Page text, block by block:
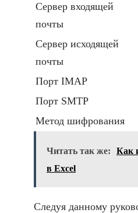
Сервер входящей
почты
Сервер исходящей
почты
Порт IMAP
Порт SMTP
Метод шифрования
Читать так же:
Как
в Excel
Следуя данному